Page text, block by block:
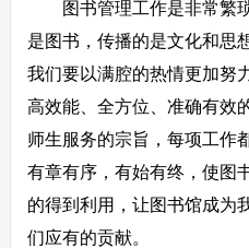
图书管理工作是非常繁琐
是图书，传播的是文化和思
我们要以满腔的热情更加努
高效能、全方位、准确有效
师生服务的宗旨，每项工作
有章有序，有始有终，使图
的得到利用，让图书馆成为
们应有的贡献。